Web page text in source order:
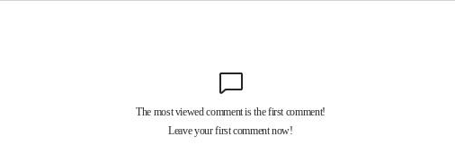
측 배경엔 美의 대한국 무역적자 있어"